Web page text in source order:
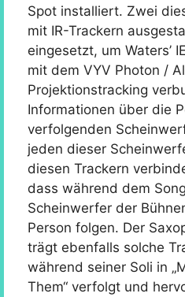
Spot installiert. Zwei
mit IR-Trackern
eingesetzt, um Waters’
mit dem VYV Photon /
Projektionstracking
Informationen über die
verfolgenden
jeden dieser
diesen Trackern
dass während dem
Scheinwerfer der
Person folgen. Der
trägt ebenfalls solche
während seiner Soli in
Them“ verfolgt und